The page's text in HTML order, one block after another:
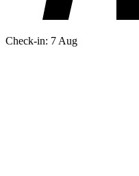
Check-in: 7 Aug